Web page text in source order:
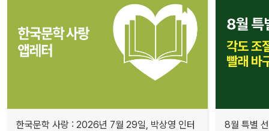
한국문학 사랑 : 2026년 7월 29일, 박상영 인터
8월 특별